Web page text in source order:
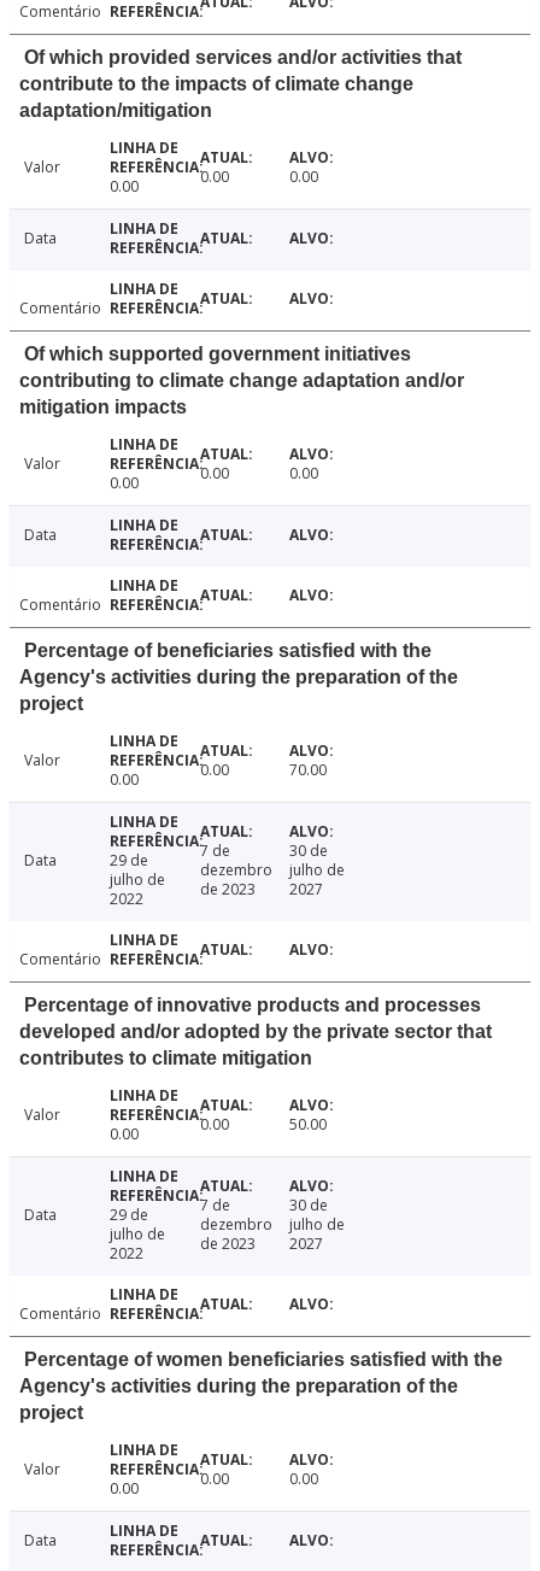
Comentário
Of which provided services and/or activities that
contribute to the impacts of climate change
adaptation/mitigation
Valor
0.00
0.00 0.00
Data
Comentário
Of which supported government initiatives
contributing to climate change adaptation and/or
mitigation impacts
Valor
0.00
0.00 0.00
Data
Comentário
Percentage of beneficiaries satisfied with the
Agency's activities during the preparation of the
project
Valor
0.00
0.00 70.00
Data
29 de
julho de
2022
7 de
dezembro
de 2023
30 de
julho de
2027
Comentário
Percentage of innovative products and processes
developed and/or adopted by the private sector that
contributes to climate mitigation
Valor
0.00
0.00 50.00
Data
29 de
julho de
2022
7 de
dezembro
de 2023
30 de
julho de
2027
Comentário
Percentage of women beneficiaries satisfied with the
Agency's activities during the preparation of the
project
Valor
0.00
0.00 0.00
Data